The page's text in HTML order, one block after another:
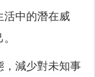
活中的潛在威
，減少對未知事